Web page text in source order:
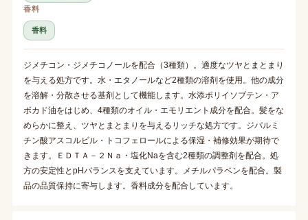
香料
香料
ジメチコン・ジメチコノールを配合（3種類）。適度なツヤとまとまり
を与える処方です。水・エタノールなど2種類の溶剤を使用。他の成分
を溶解・分散させる基剤として機能します。水添ポリイソブテン・ア
ボカド油をはじめ、4種類のオイル・エモリエント成分を配合。髪をな
めらかに整え、ツヤとまとまりを与えるリッチな処方です。ジパルミ
チン酸アスコルビル・トコフェロールによる保湿・補修効果が期待で
きます。ＥＤＴＡ－２Ｎａ・塩化Naを含む2種類の調整剤を配合。処
方の安定性とpHバランスを支えています。メチルパラベンを配合。製
品の品質保持に寄与します。香料成分を配合しています。